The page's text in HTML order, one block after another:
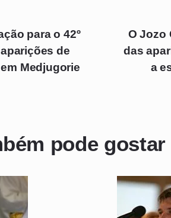
para o 42º
de
Medjugorie
O Jozo
das
a
pode gostar